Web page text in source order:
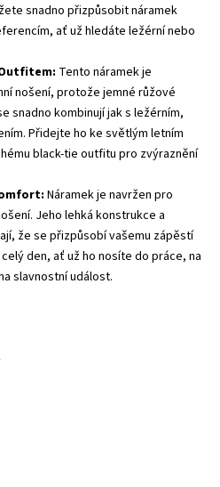
snadno přizpůsobit náramek
ať už hledáte ležérní nebo
Tento náramek je
nošení, protože jemné růžové
snadno kombinují jak s ležérním,
Přidejte ho ke světlým letním
black-tie outfitu pro zvýraznění
Náramek je navržen pro
Jeho lehká konstrukce a
že se přizpůsobí vašemu zápěstí
den, ať už ho nosíte do práce, na
slavnostní událost.